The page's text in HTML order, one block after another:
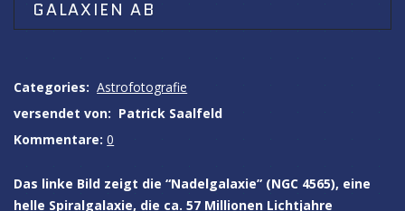
GALAXIEN AB
Categories: Astrofotografie
versendet von: Patrick Saalfeld
Kommentare: 0
Das linke Bild zeigt die “Nadelgalaxie” (NGC 4565), eine
helle Spiralgalaxie, die ca. 57 Millionen Lichtjahre